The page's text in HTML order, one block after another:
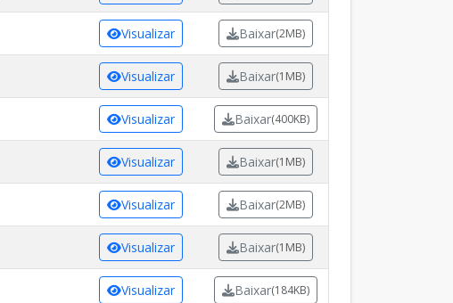
Visualizar Baixar(2MB)
Visualizar Baixar(1MB)
Visualizar Baixar(400KB)
Visualizar Baixar(1MB)
Visualizar Baixar(2MB)
Visualizar Baixar(1MB)
Visualizar Baixar(184KB)